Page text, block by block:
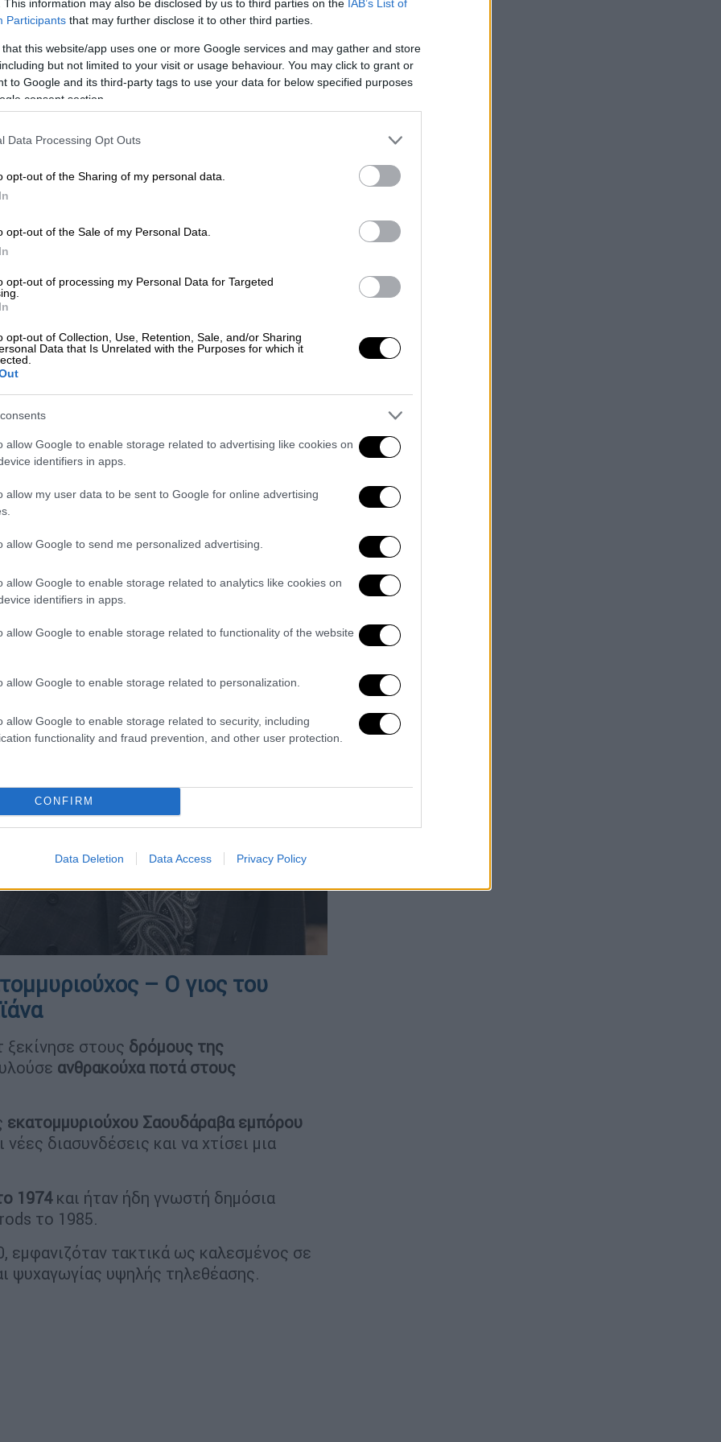
This information may also be disclosed by us to third parties on the IAB’s List of
Participants that may further disclose it to other third parties.
that this website/app uses one or more Google services and may gather and store
but not limited to your visit or usage behaviour. You may click to grant or
to Google and its third-party tags to use your data for below specified purposes
consent section.
Data Processing Opt Outs
opt-out of the Sharing of my personal data.
opt-out of the Sale of my Personal Data.
opt-out of processing my Personal Data for Targeted
opt-out of Collection, Use, Retention, Sale, and/or Sharing
Data that Is Unrelated with the Purposes for which it
allow Google to enable storage related to advertising like cookies on
identifiers in apps.
allow my user data to be sent to Google for online advertising
allow Google to send me personalized advertising.
allow Google to enable storage related to analytics like cookies on
identifiers in apps.
allow Google to enable storage related to functionality of the website
allow Google to enable storage related to personalization.
allow Google to enable storage related to security, including
functionality and fraud prevention, and other user protection.
CONFIRM
Data Deletion Data Access Privacy Policy
ότι είναι «εντελώς
και ζήτησανσυγγνώμη.
σε αυτή την εταιρείαήταν
ο δικηγόρος Μπρους Ντρούμοντ, από τη
από τις γυναίκες.
το Παρίσι, το Σεν Τροπέ και το Άμπου
τέρας, ένα σεξουαλικό
πυξίδα»
κάτι τέτοιο. Δεν έδωσα τη συγκατάθεσή
από τις γυναίκες, η οποία λέει ότι ο
Park Lane.
όταν τη βίασε στο Mayfair.«Ο Μοχάμεντ
αρπακτικό χωρίς καμία ηθική πυξίδα»,
του Harrods ήταν τα «παιχνιδάκια»
ενεργά το φόβο. Αν έλεγε
ψηλά'».
σεξουαλική επίθεση και όσο ζούσε, αλλά
κλίμακας και σοβαρότητας.
– Ο γιος του
ξεκίνησε στους δρόμους της
ανθρακούχα ποτά στους
εκατομμυριούχου Σαουδάραβα εμπόρου
διασυνδέσεις και να χτίσει μια
1974και ήταν ήδη γνωστή δημόσια
το 1985.
εμφανιζόταν τακτικά ως καλεσμένος σε
ψυχαγωγίας υψηλής τηλεθέασης.